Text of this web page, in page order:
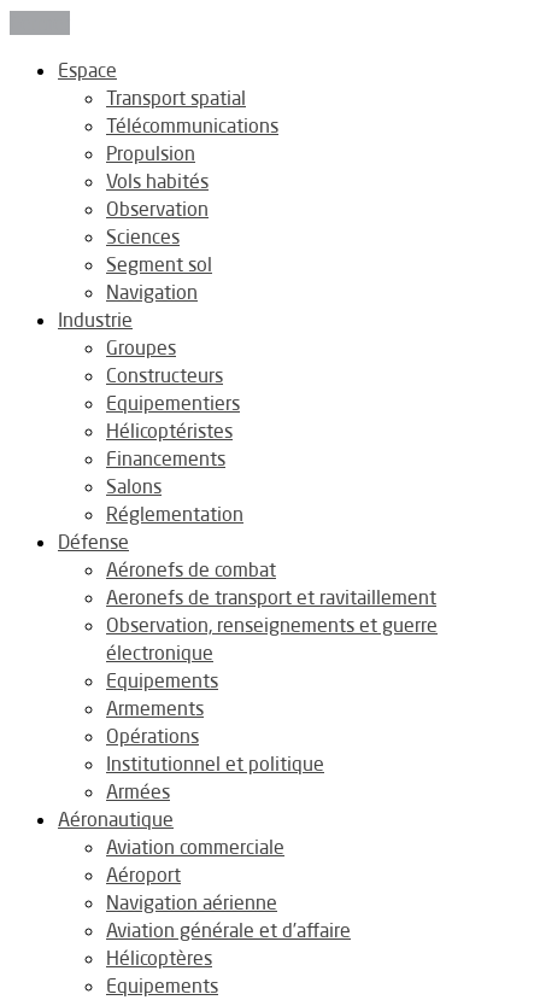
Espace
Transport spatial
Télécommunications
Propulsion
Vols habités
Observation
Sciences
Segment sol
Navigation
Industrie
Groupes
Constructeurs
Equipementiers
Hélicoptéristes
Financements
Salons
Réglementation
Défense
Aéronefs de combat
Aeronefs de transport et ravitaillement
Observation, renseignements et guerre
électronique
Equipements
Armements
Opérations
Institutionnel et politique
Armées
Aéronautique
Aviation commerciale
Aéroport
Navigation aérienne
Aviation générale et d’affaire
Hélicoptères
Equipements